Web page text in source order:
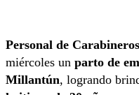
Personal de Carabineros
miércoles un parto de
Millantún, logrando